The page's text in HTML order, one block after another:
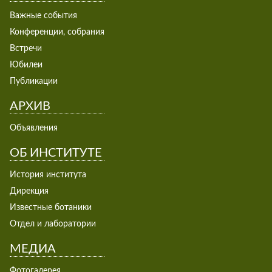
Важные события
Конференции, собрания
Встречи
Юбилеи
Публикации
АРХИВ
Объявления
ОБ ИНСТИТУТЕ
История института
Дирекция
Известные ботаники
Отдел и лаборатории
МЕДИА